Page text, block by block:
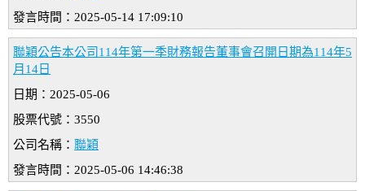
發言時間：2025-05-14 17:09:10
聯穎公告本公司114年第一季財務報告董事會召開日期為114年5
月14日
日期：2025-05-06
股票代號：3550
公司名稱： 聯穎
發言時間：2025-05-06 14:46:38